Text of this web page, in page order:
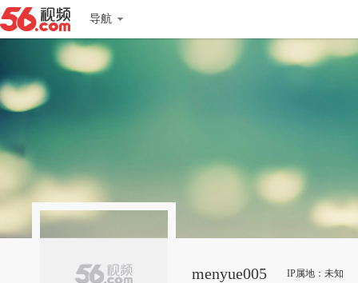
导航
menyue005 IP属地：未知